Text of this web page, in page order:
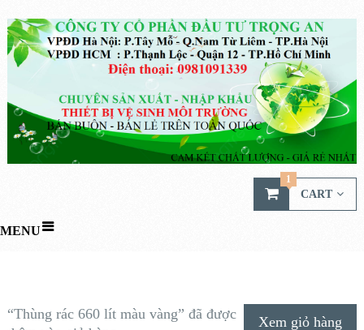
CART
1
MENU
Xem giỏ hàng
“Thùng rác 660 lít màu vàng” đã được